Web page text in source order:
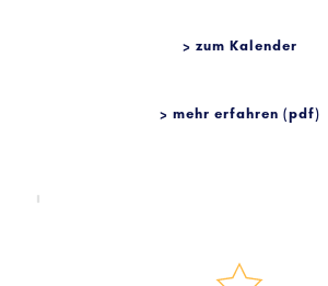
> zum Kalender
> mehr erfahren (pdf)